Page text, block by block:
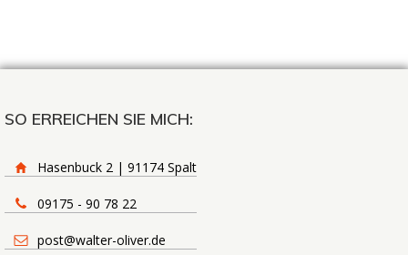
SO ERREICHEN SIE MICH:
Hasenbuck 2 | 91174 Spalt
09175 - 90 78 22
post@walter-oliver.de